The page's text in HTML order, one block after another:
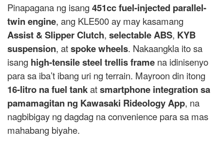
Pinapagana ng isang451cc fuel-injected parallel-
twin engine, ang KLE500 ay may kasamang
Assist & Slipper Clutch, selectable ABS, KYB
suspension, atspoke wheels. Nakaangkla ito sa
isang high-tensile steel trellis frame na idinisenyo
para sa iba’t ibang uri ng terrain. Mayroon din itong
16-litro na fuel tankatsmartphone integration sa
pamamagitan ng Kawasaki Rideology App, na
nagbibigay ng dagdag na convenience para sa mas
mahabang biyahe.